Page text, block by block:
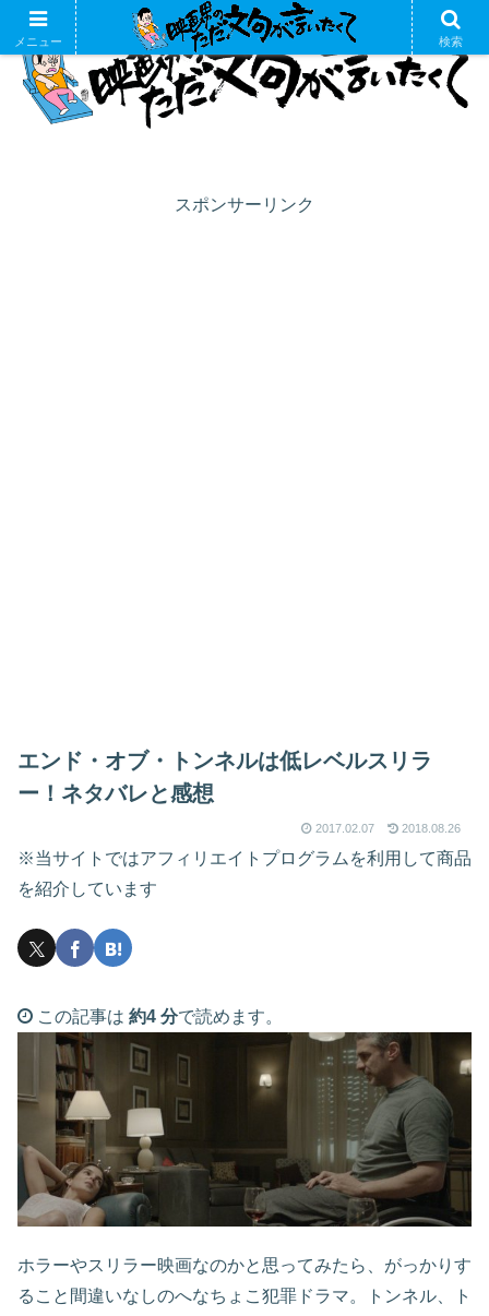
スポンサーリンク
エンド・オブ・トンネルは低レベルスリラ
ー！ネタバレと感想
2017.02.07 2018.08.26
※当サイトではアフィリエイトプログラムを利用して商品
を紹介しています
この記事は 約4 分で読めます。
ホラーやスリラー映画なのかと思ってみたら、がっかりす
ること間違いなしのへなちょこ犯罪ドラマ。トンネル、ト
メニュー 検索